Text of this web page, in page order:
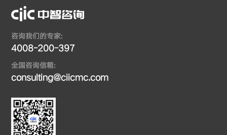
咨询我们的专家:
4008-200-397
全国咨询信箱:
consulting@ciicmc.com